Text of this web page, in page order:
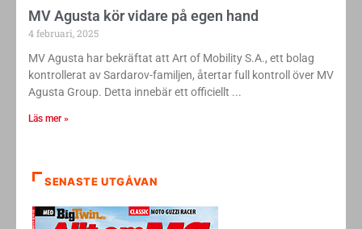
MV Agusta kör vidare på egen hand
4 februari, 2025
MV Agusta har bekräftat att Art of Mobility S.A., ett bolag
kontrollerat av Sardarov-familjen, återtar full kontroll över MV
Agusta Group. Detta innebär ett officiellt
Läs mer »
SENASTE UTGÅVAN